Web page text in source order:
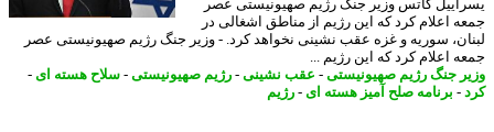
کاتس وزیر جنگ رژیم صهیونیستی عصر
اعلام کرد که این رژیم از مناطق اشغالی در
سوریه و غزه عقب نشینی نخواهد کرد. - وزیر جنگ رژیم صهیونیستی عصر
اعلام کرد که این رژیم ...
جنگ رژیم صهیونیستی-عقب نشینی-رژیم صهیونیستی-سلاح هسته ای-
-برنامه صلح آمیز هسته ای- رژیم